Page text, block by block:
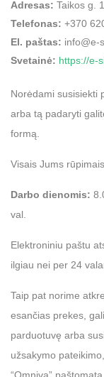
Adresas: Taikos g.
Telefonas: +370
El. paštas: info@e-
Svetainė: https://e-
Norėdami susisiekti
arba tą padaryti
formą.
Visais Jums
Darbo dienomis:
val.
Elektroniniu paštu
ilgiau nei per 24
Taip pat norime
esančias prekes,
parduotuvę arba
užsakymo